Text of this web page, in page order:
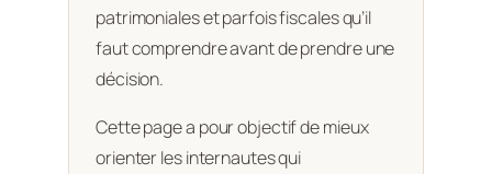
patrimoniales et parfois fiscales qu’il
faut comprendre avant de prendre une
décision.
Cette page a pour objectif de mieux
orienter les internautes qui